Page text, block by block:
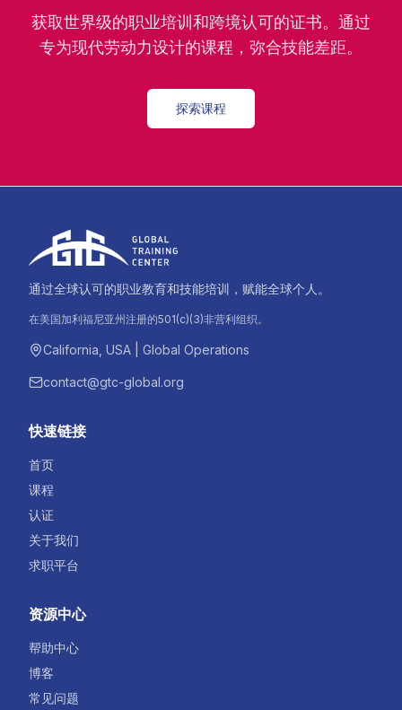
获取世界级的职业培训和跨境认可的证书。通过
专为现代劳动力设计的课程，弥合技能差距。
探索课程
通过全球认可的职业教育和技能培训，赋能全球个人。
在美国加利福尼亚州注册的501(c)(3)非营利组织。
California, USA | Global Operations
contact@gtc-global.org
快速链接
首页
课程
认证
关于我们
求职平台
资源中心
帮助中心
博客
常见问题